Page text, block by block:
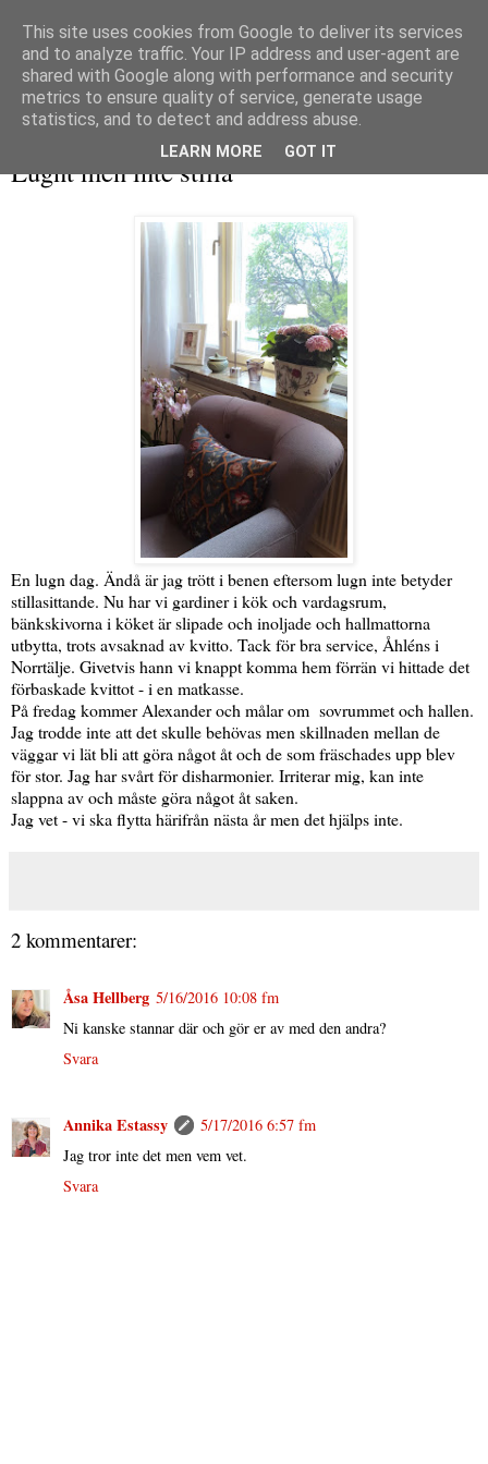
Lugnt men inte stilla
En lugn dag. Ändå är jag trött i benen eftersom lugn inte betyder
stillasittande. Nu har vi gardiner i kök och vardagsrum,
bänkskivorna i köket är slipade och inoljade och hallmattorna
utbytta, trots avsaknad av kvitto. Tack för bra service, Åhléns i
Norrtälje. Givetvis hann vi knappt komma hem förrän vi hittade det
förbaskade kvittot - i en matkasse.
På fredag kommer Alexander och målar om sovrummet och hallen.
Jag trodde inte att det skulle behövas men skillnaden mellan de
väggar vi lät bli att göra något åt och de som fräschades upp blev
för stor. Jag har svårt för disharmonier. Irriterar mig, kan inte
slappna av och måste göra något åt saken.
Jag vet - vi ska flytta härifrån nästa år men det hjälps inte.
2 kommentarer:
Åsa Hellberg 5/16/2016 10:08 fm
Ni kanske stannar där och gör er av med den andra?
Svara
Annika Estassy
5/17/2016 6:57 fm
Jag tror inte det men vem vet.
Svara
This site uses cookies from Google to deliver its services
and to analyze traffic. Your IP address and user-agent are
shared with Google along with performance and security
metrics to ensure quality of service, generate usage
statistics, and to detect and address abuse.
LEARN MORE GOT IT